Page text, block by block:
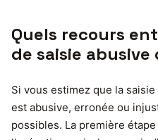
Quels recours
de saisie abusive
Si vous estimez que la
est abusive, erronée ou
possibles. La première